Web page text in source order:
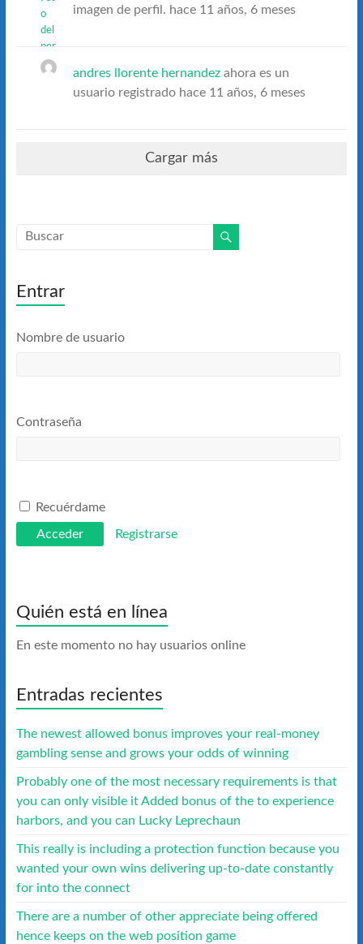
imagen de perfil. hace 11 años, 6 meses
andres llorente hernandezahora es un
usuario registrado hace 11 años, 6 meses
Cargar más
Entrar
Nombre de usuario
Contraseña
Recuérdame
Registrarse
Quién está en línea
En este momento no hay usuarios online
Entradas recientes
The newest allowed bonus improves your real-money
gambling sense and grows your odds of winning
Probably one of the most necessary requirements is that
you can only visible it Added bonus of the to experience
harbors, and you can Lucky Leprechaun
This really is including a protection function because you
wanted your own wins delivering up-to-date constantly
for into the connect
There are a number of other appreciate being offered
hence keeps on the web position game